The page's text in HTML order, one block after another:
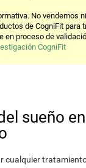
No vendemos
de CogniFit para
en proceso de
CogniFit
sueño
cualquier